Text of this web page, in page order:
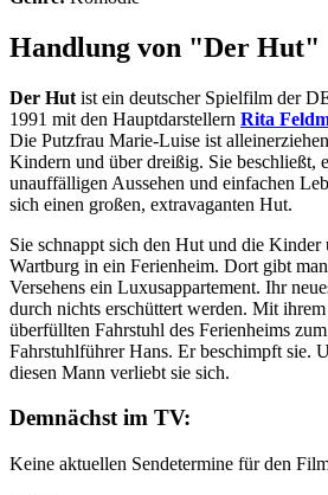
Handlung von "Der Hut"
Der Hut ist ein deutscher Spielfilm der
1991 mit den Hauptdarstellern Rita
Die Putzfrau Marie-Luise ist
Kindern und über dreißig. Sie beschließt,
unauffälligen Aussehen und einfachen
sich einen großen, extravaganten Hut.
Sie schnappt sich den Hut und die Kinder
Wartburg in ein Ferienheim. Dort gibt
Versehens ein Luxusappartement. Ihr
durch nichts erschüttert werden. Mit
überfüllten Fahrstuhl des Ferienheims
Fahrstuhlführer Hans. Er beschimpft sie.
diesen Mann verliebt sie sich.
Demnächst im TV:
Keine aktuellen Sendetermine für den